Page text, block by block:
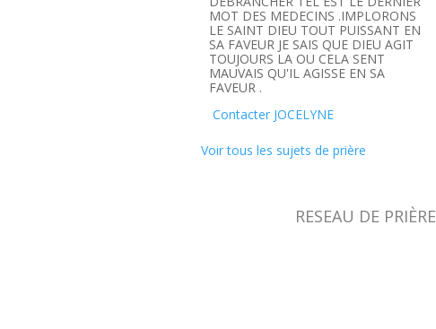
MOT DES MEDECINS .IMPLORONS
LE SAINT DIEU TOUT PUISSANT EN
SA FAVEUR JE SAIS QUE DIEU AGIT
TOUJOURS LA OU CELA SENT
MAUVAIS QU'IL AGISSE EN SA
FAVEUR .
Contacter JOCELYNE
Voir tous les sujets de prière
RESEAU DE PRIÈRE